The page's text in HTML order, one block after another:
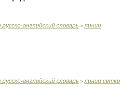
английский словарь > линии
английский словарь > линии сетки